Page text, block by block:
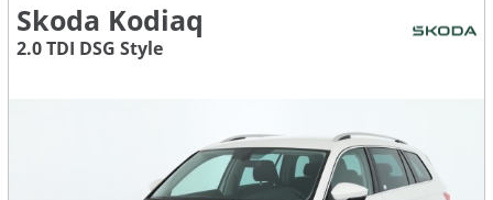
Skoda Kodiaq
2.0 TDI DSG Style